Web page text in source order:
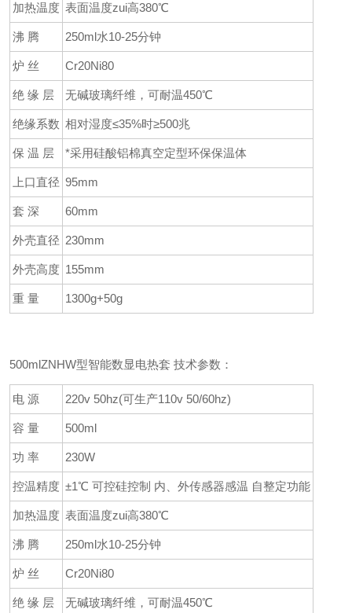
加热温度 表面温度zui高380℃
沸 腾 250ml水10-25分钟
炉 丝 Cr20Ni80
绝 缘 层 无碱玻璃纤维，可耐温450℃
绝缘系数 相对湿度≤35%时≥500兆
保 温 层 *采用硅酸铝棉真空定型环保保温体
上口直径 95mm
套 深 60mm
外壳直径 230mm
外壳高度 155mm
重 量 1300g+50g
500mlZNHW型智能数显电热套 技术参数：
电 源 220v 50hz(可生产110v 50/60hz)
容 量 500ml
功 率 230W
控温精度 ±1℃ 可控硅控制 内、外传感器感温 自整定功能
加热温度 表面温度zui高380℃
沸 腾 250ml水10-25分钟
炉 丝 Cr20Ni80
绝 缘 层 无碱玻璃纤维，可耐温450℃